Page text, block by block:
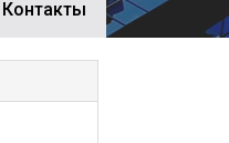
Контакты